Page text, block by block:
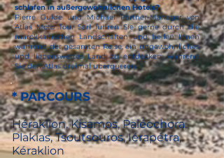
schlafen in außergewöhnlichen Hotels?
Pierre Guide und Michael Partner-Manager von
Atlas Moto Tour Sarl führen Sie gerne durch die
marokkanischen Landschaften und helfen Ihnen
während der gesamten Reise, ein ungewöhnliches
und liebenswertes Land zu entdecken, während
Sie den Atlas dreimal überqueren.
* PARCOURS
Héraklion, Kisamos, Paléochora,
Plakias, Tsoutsouros, Iérapétra,
Kéraklion